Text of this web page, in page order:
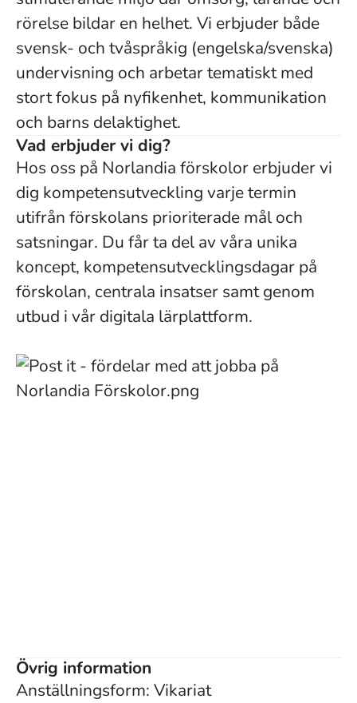
rörelse bildar en helhet. Vi erbjuder både
svensk- och tvåspråkig (engelska/svenska)
undervisning och arbetar tematiskt med
stort fokus på nyfikenhet, kommunikation
och barns delaktighet.
Vad erbjuder vi dig?
Hos oss på Norlandia förskolor erbjuder vi
dig kompetensutveckling varje termin
utifrån förskolans prioriterade mål och
satsningar. Du får ta del av våra unika
koncept, kompetensutvecklingsdagar på
förskolan, centrala insatser samt genom
utbud i vår digitala lärplattform.
Övrig information
Anställningsform: Vikariat